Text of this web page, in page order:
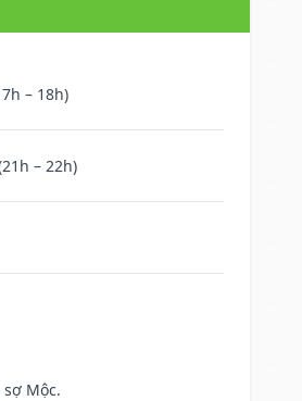
– 18h)
– 22h)
Mộc.